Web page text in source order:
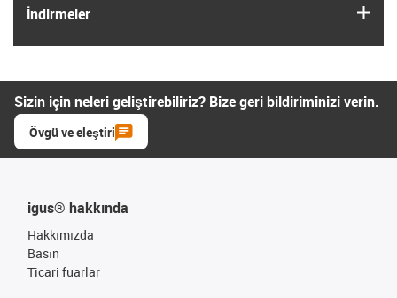
İndirmeler
Sizin için neleri geliştirebiliriz? Bize geri bildiriminizi verin.
Övgü ve eleştiri
igus® hakkında
Hakkımızda
Basın
Ticari fuarlar